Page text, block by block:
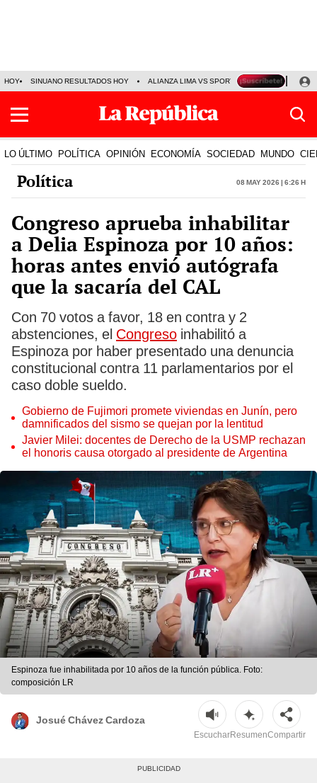
HOY SINUANO RESULTADOS HOY ALIANZA LIMA VS SPORT BOYS JORGE
LO ÚLTIMO POLÍTICA OPINIÓN ECONOMÍA SOCIEDAD MUNDO
Política 08 May 2026 | 6:26 h
Congreso aprueba inhabilitar
a Delia Espinoza por 10 años:
horas antes envió autógrafa
que la sacaría del CAL
Con 70 votos a favor, 18 en contra y 2
abstenciones, el Congreso inhabilitó a
Espinoza por haber presentado una denuncia
constitucional contra 11 parlamentarios por el
caso doble sueldo.
Gobierno de Fujimori promete viviendas en Junín, pero
damnificados del sismo se quejan por la lentitud
Javier Milei: docentes de Derecho de la USMP rechazan
el honoris causa otorgado al presidente de Argentina
Espinoza fue inhabilitada por 10 años de la función pública. Foto:
composición LR
Josué Chávez Cardoza
EscucharResumenCompartir